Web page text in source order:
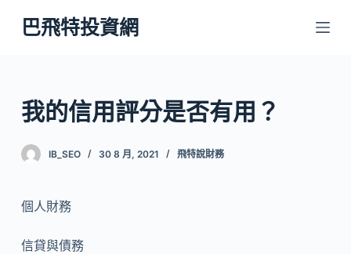
跳
至
內
容
巴飛特投資網
我的信用評分是否有用？
IB_SEO 30 8 月, 2021 飛特說財務
個人財務
信貸與債務